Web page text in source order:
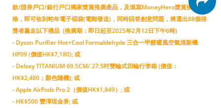
款/證券戶口/銀行戶口獨家獎賞推廣產品，及填寫MoneyHero獎賞換領表
格，即可收到蛇年電子褔袋(電郵發送)，同時回答創意問題，將選出88個得
獎者贏走以下禮品 (推廣期：即日起至2025年2月12日下午6時)
- Dyson Purifier Hot+Cool Formaldehyde 三合一甲醛暖風空氣清新機
HP09 (價值HK$7,180); 或
- Delsey TITANIUM 69.5CM/ 27.5吋雙輪式四輪行李箱 (價值：
HK$2,480；顏色隨機); 或
- Apple AirPods Pro 2（價值HK$1,849）; 或
- HK$500 豐澤現金券; 或